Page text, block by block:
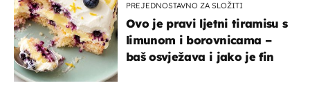
PREJEDNOSTAVNO ZA SLOŽITI
Ovo je pravi ljetni tiramisu s
limunom i borovnicama –
baš osvježava i jako je fin